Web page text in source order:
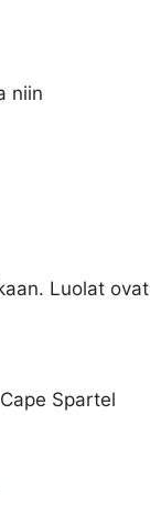
niin
Luolat ovat
Spartel